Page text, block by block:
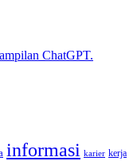
informasi karier kerja